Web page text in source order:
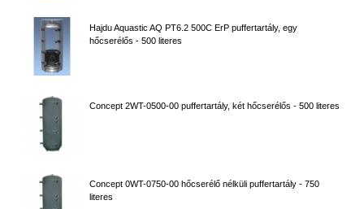
Hajdu Aquastic AQ PT6.2 500C ErP puffertartály, egy
hőcserélős - 500 literes
Concept 2WT-0500-00 puffertartály, két hőcserélős - 500 literes
Concept 0WT-0750-00 hőcserélő nélküli puffertartály - 750
literes